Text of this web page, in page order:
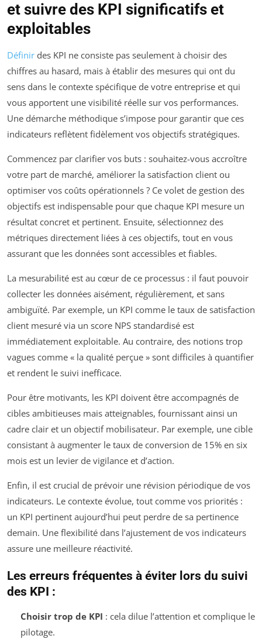
et suivre des KPI significatifs et
exploitables
Définir des KPI ne consiste pas seulement à choisir des
chiffres au hasard, mais à établir des mesures qui ont du
sens dans le contexte spécifique de votre entreprise et qui
vous apportent une visibilité réelle sur vos performances.
Une démarche méthodique s’impose pour garantir que ces
indicateurs reflètent fidèlement vos objectifs stratégiques.
Commencez par clarifier vos buts : souhaitez-vous accroître
votre part de marché, améliorer la satisfaction client ou
optimiser vos coûts opérationnels ? Ce volet de gestion des
objectifs est indispensable pour que chaque KPI mesure un
résultat concret et pertinent. Ensuite, sélectionnez des
métriques directement liées à ces objectifs, tout en vous
assurant que les données sont accessibles et fiables.
La mesurabilité est au cœur de ce processus : il faut pouvoir
collecter les données aisément, régulièrement, et sans
ambiguïté. Par exemple, un KPI comme le taux de satisfaction
client mesuré via un score NPS standardisé est
immédiatement exploitable. Au contraire, des notions trop
vagues comme « la qualité perçue » sont difficiles à quantifier
et rendent le suivi inefficace.
Pour être motivants, les KPI doivent être accompagnés de
cibles ambitieuses mais atteignables, fournissant ainsi un
cadre clair et un objectif mobilisateur. Par exemple, une cible
consistant à augmenter le taux de conversion de 15% en six
mois est un levier de vigilance et d’action.
Enfin, il est crucial de prévoir une révision périodique de vos
indicateurs. Le contexte évolue, tout comme vos priorités :
un KPI pertinent aujourd’hui peut perdre de sa pertinence
demain. Une flexibilité dans l’ajustement de vos indicateurs
assure une meilleure réactivité.
Les erreurs fréquentes à éviter lors du suivi
des KPI :
Choisir trop de KPI : cela dilue l’attention et complique le
pilotage.